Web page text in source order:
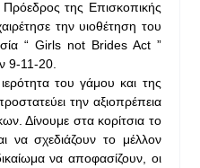
της Επισκοπικής
την υιοθέτηση του
“ Girls not Brides Act ”
9-11-20.
του γάμου και της
την αξιοπρέπεια
Δίνουμε στα κορίτσια το
να σχεδιάζουν το μέλλον
να αποφασίζουν, οι